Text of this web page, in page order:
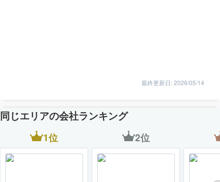
最終更新日: 2026/05/14
同じエリアの会社ランキング
1位 2位